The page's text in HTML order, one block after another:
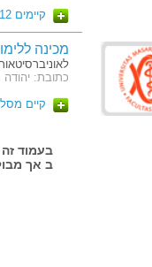
קיימים 12 מסלולים
מכינה
כתובת: יהודה
קיים
ב אך